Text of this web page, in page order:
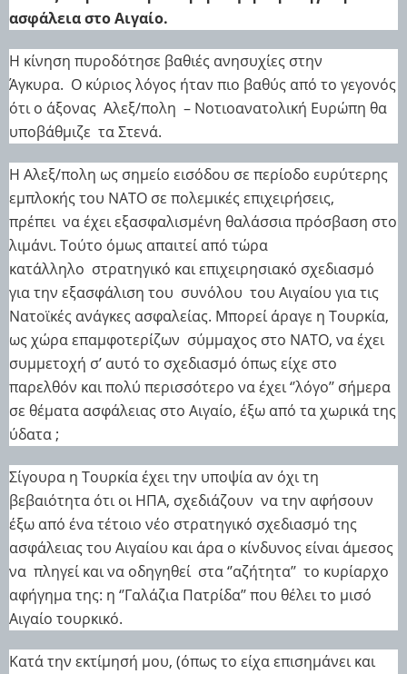
ασφάλεια στο Αιγαίο.
Η κίνηση πυροδότησε βαθιές ανησυχίες στην
Άγκυρα. Ο κύριος λόγος ήταν πιο βαθύς από το γεγονός
ότι ο άξονας Αλεξ/πολη – Νοτιοανατολική Ευρώπη θα
υποβάθμιζε τα Στενά.
Η Αλεξ/πολη ως σημείο εισόδου σε περίοδο ευρύτερης
εμπλοκής του ΝΑΤΟ σε πολεμικές επιχειρήσεις,
πρέπει να έχει εξασφαλισμένη θαλάσσια πρόσβαση στο
λιμάνι. Τούτο όμως απαιτεί από τώρα
κατάλληλο στρατηγικό και επιχειρησιακό σχεδιασμό
για την εξασφάλιση του συνόλου του Αιγαίου για τις
Νατοϊκές ανάγκες ασφαλείας. Μπορεί άραγε η Τουρκία,
ως χώρα επαμφοτερίζων σύμμαχος στο ΝΑΤΟ, να έχει
συμμετοχή σ’ αυτό το σχεδιασμό όπως είχε στο
παρελθόν και πολύ περισσότερο να έχει ‘’λόγο’’ σήμερα
σε θέματα ασφάλειας στο Αιγαίο, έξω από τα χωρικά της
ύδατα ;
Σίγουρα η Τουρκία έχει την υποψία αν όχι τη
βεβαιότητα ότι οι ΗΠΑ, σχεδιάζουν να την αφήσουν
έξω από ένα τέτοιο νέο στρατηγικό σχεδιασμό της
ασφάλειας του Αιγαίου και άρα ο κίνδυνος είναι άμεσος
να πληγεί και να οδηγηθεί στα ‘’αζήτητα’’ το κυρίαρχο
αφήγημα της: η ‘’Γαλάζια Πατρίδα’’ που θέλει το μισό
Αιγαίο τουρκικό.
Κατά την εκτίμησή μου, (όπως το είχα επισημάνει και